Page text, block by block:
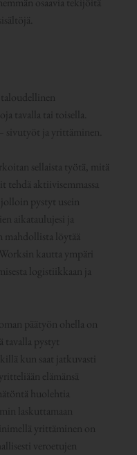
tavalla tai toisella.
sivutyöt ja yrittäminen.
sellaista työtä, mitä
tehdä aktiivisemmassa
pystyt usein
aikataulujesi ja
mahdollista löytää
kautta ympäri
logistiikkaan ja
päätyön ohella on
tavalla pystyt
kun saat jatkuvasti
elämänsä
huolehtia
laskuttamaan
yrittäminen on
veroetujen